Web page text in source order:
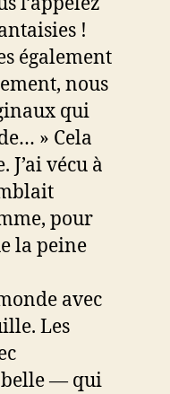
!
également
nous
qui
» Cela
vécu à
pour
la peine
avec
Les
— qui